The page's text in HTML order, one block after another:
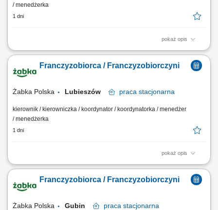
/ menedżerka
1 dni
pokaż opis
Główne zadania: Prowadzenie własnej działalności gospodarczej w
obsługi. Monitorowanie stanów magazynowych i zamówień.
Dostosowywanie asortymentu sklepu do potrzeb lokalnego rynku.
Franczyzobiorca / Franczyzobiorczyni
Żabka Polska Lubieszów praca stacjonarna
kierownik / kierowniczka / koordynator / koordynatorka / menedżer
/ menedżerka
1 dni
pokaż opis
Główne zadania: Prowadzenie własnej działalności gospodarczej w
obsługi. Monitorowanie stanów magazynowych i zamówień.
Dostosowywanie asortymentu sklepu do potrzeb lokalnego rynku.
Franczyzobiorca / Franczyzobiorczyni
Żabka Polska Gubin praca stacjonarna